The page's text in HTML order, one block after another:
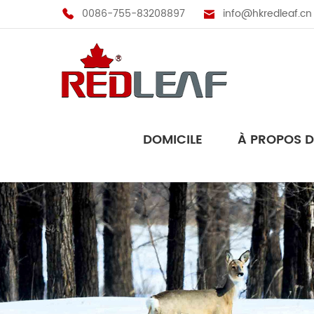
0086-755-83208897 info@hkredleaf.cn
DOMICILE À PROPOS